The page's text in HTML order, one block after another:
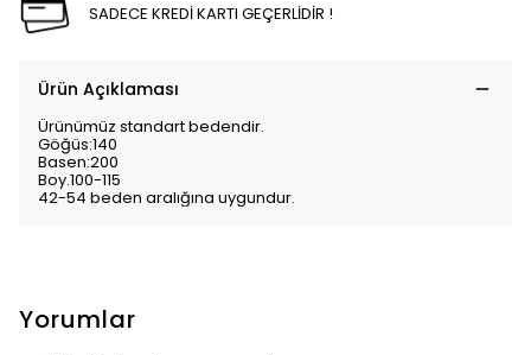
SADECE KREDİ KARTI GEÇERLİDİR !
Ürün Açıklaması
Ürünümüz standart bedendir.
Göğüs:140
Basen:200
Boy.100-115
42-54 beden aralığına uygundur.
Yorumlar